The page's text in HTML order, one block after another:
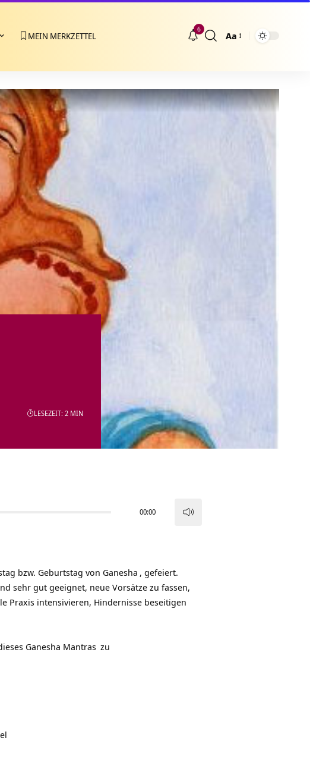
MEIN MERKZETTEL
6
Größenänderung
Aa
LESEZEIT: 2 MIN
00:00
bzw. Geburtstag von Ganesha , gefeiert.
sehr gut geeignet, neue Vorsätze zu fassen,
Praxis intensivieren, Hindernisse beseitigen
Ganesha Mantras zu